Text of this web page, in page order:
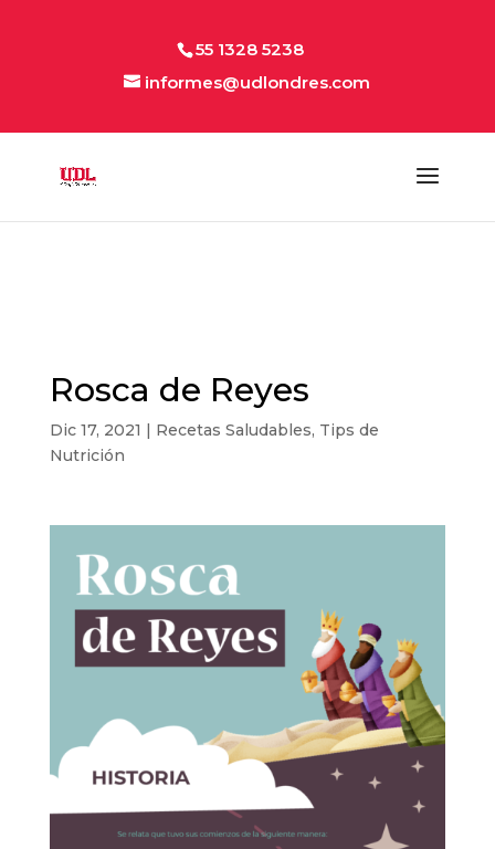
55 1328 5238
informes@udlondres.com
Rosca de Reyes
Dic 17, 2021 | Recetas Saludables, Tips de
Nutrición